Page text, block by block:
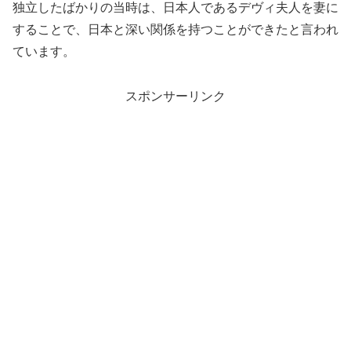
独立したばかりの当時は、日本人であるデヴィ夫人を妻に
することで、日本と深い関係を持つことができたと言われ
ています。
スポンサーリンク